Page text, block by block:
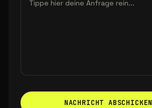
NACHRICHT ABSCHICKEN